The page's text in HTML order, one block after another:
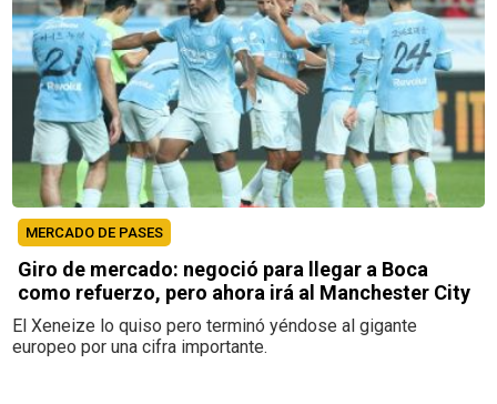
MERCADO DE PASES
Giro de mercado: negoció para llegar a Boca
como refuerzo, pero ahora irá al Manchester City
El Xeneize lo quiso pero terminó yéndose al gigante
europeo por una cifra importante.